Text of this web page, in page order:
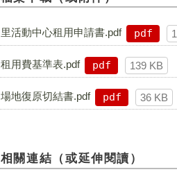
里活動中心租用申請書.pdf pdf
租用費基準表.pdf pdf 139 KB
場地復原切結書.pdf pdf 36 KB
相關連結（或延伸閱讀）